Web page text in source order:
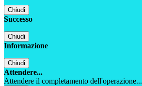
Chiudi
Successo
Chiudi
Informazione
Chiudi
Attendere...
Attendere il completamento dell'operazione...